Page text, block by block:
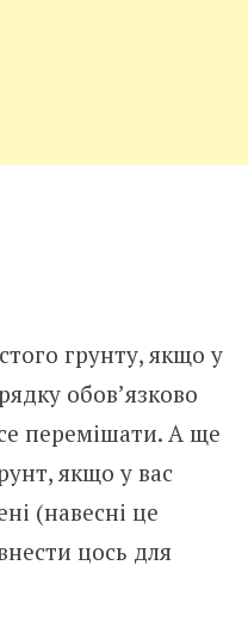
грунту, якщо у
обов’язково
перемішати. А ще
якщо у вас
(навесні це
цось для